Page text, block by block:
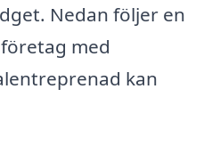
Nedan följer en
med
kan